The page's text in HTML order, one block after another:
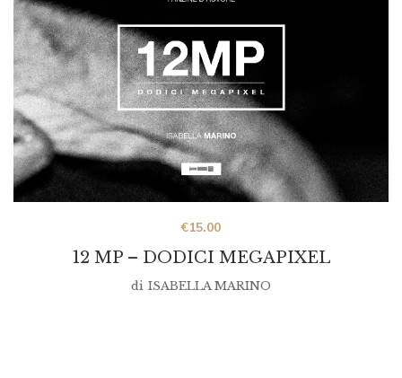
12 MP – DODICI MEGAPIXEL
€15.00
di ISABELLA MARINO